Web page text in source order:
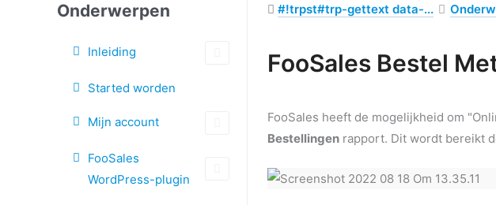
Onderwerpen
Inleiding
Started worden
Mijn account
FooSales
WordPress-plugin
#!trpst#trp-gettext data-...
FooSales Bestel
FooSales heeft de mogelijkheid om
Bestellingen rapport. Dit wordt bereikt
Tags